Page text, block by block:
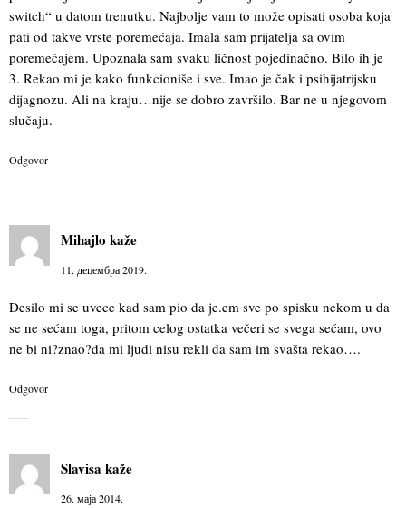
switch“ u datom trenutku. Najbolje vam to može opisati osoba koja
pati od takve vrste poremećaja. Imala sam prijatelja sa ovim
poremećajem. Upoznala sam svaku ličnost pojedinačno. Bilo ih je
3. Rekao mi je kako funkcioniše i sve. Imao je čak i psihijatrijsku
dijagnozu. Ali na kraju…nije se dobro završilo. Bar ne u njegovom
slučaju.
Odgovor
Mihajlo kaže
11. децембра 2019.
Desilo mi se uvece kad sam pio da je.em sve po spisku nekom u da
se ne sećam toga, pritom celog ostatka večeri se svega sećam, ovo
ne bi ni?znao?da mi ljudi nisu rekli da sam im svašta rekao….
Odgovor
Slavisa kaže
26. маја 2014.